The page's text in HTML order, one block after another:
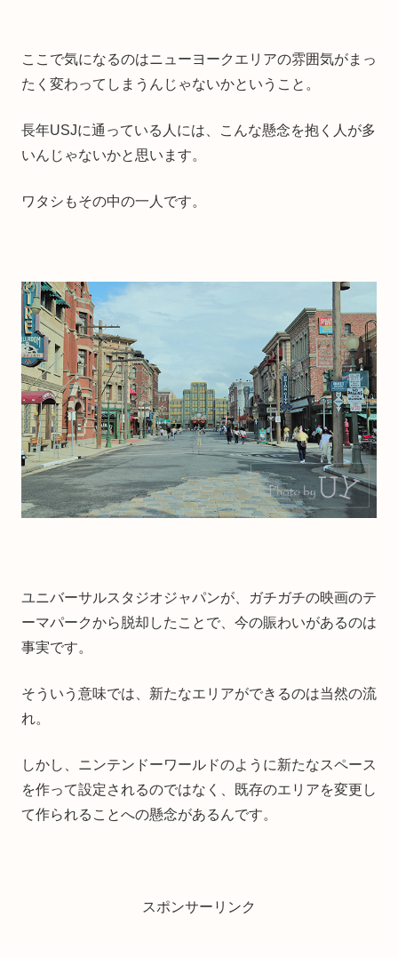
ここで気になるのはニューヨークエリアの雰囲気がまっ
たく変わってしまうんじゃないかということ。
長年USJに通っている人には、こんな懸念を抱く人が多
いんじゃないかと思います。
ワタシもその中の一人です。
ユニバーサルスタジオジャパンが、ガチガチの映画のテ
ーマパークから脱却したことで、今の賑わいがあるのは
事実です。
そういう意味では、新たなエリアができるのは当然の流
れ。
しかし、ニンテンドーワールドのように新たなスペース
を作って設定されるのではなく、既存のエリアを変更し
て作られることへの懸念があるんです。
スポンサーリンク